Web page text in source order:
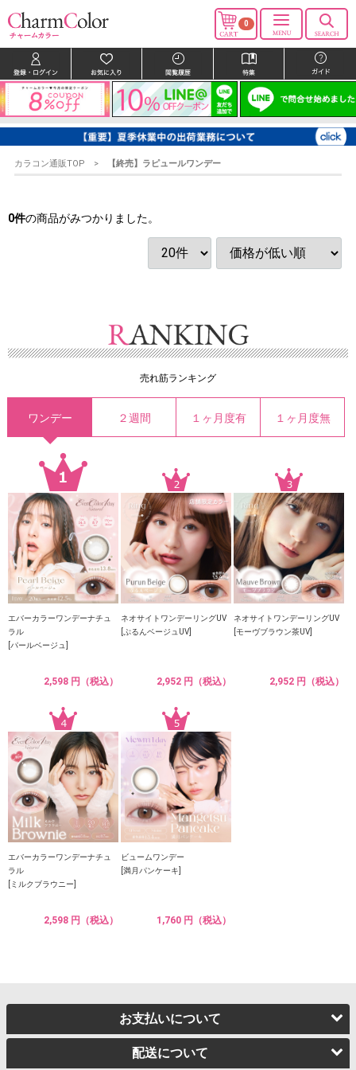
0
カラコン通販TOP 【終売】ラピュールワンデー
0件の商品がみつかりました。
売れ筋ランキング
ワンデー ２週間 １ヶ月度有 １ヶ月度無
エバーカラーワンデーナチュ
ラル
[パールベージュ]
2,598 円（税込）
ネオサイトワンデーリングUV
[ぷるんベージュUV]
2,952 円（税込）
ネオサイトワンデーリングUV
[モーヴブラウン茶UV]
2,952 円（税込）
エバーカラーワンデーナチュ
ラル
[ミルクブラウニー]
2,598 円（税込）
ビュームワンデー
[満月パンケーキ]
1,760 円（税込）
お支払いについて
配送について